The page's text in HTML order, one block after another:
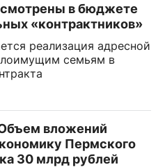
в бюджете
«контрактников»
реализация адресной
семьям в
вложений
Пермского
30 млрд рублей